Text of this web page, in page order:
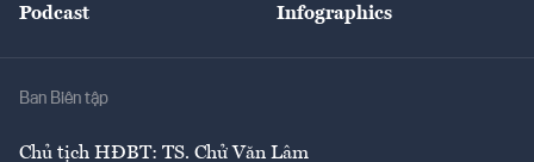
Giải trí
Podcast Infographics
Ban Biên tập
Chủ tịch HĐBT: TS. Chử Văn Lâm